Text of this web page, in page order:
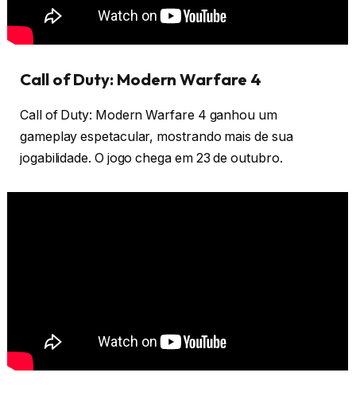
Call of Duty: Modern Warfare 4
Call of Duty: Modern Warfare 4 ganhou um
gameplay espetacular, mostrando mais de sua
jogabilidade. O jogo chega em 23 de outubro.